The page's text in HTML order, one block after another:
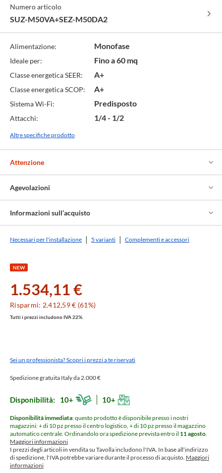
Numero articolo
SUZ-M50VA+SEZ-M50DA2
Alimentazione: Monofase
Ideale per: Fino a 60 mq
Classe energetica SEER: A+
Classe energetica SCOP: A+
Sistema Wi-Fi: Predisposto
Attacchi: 1/4 - 1/2
Altre specifiche prodotto
Attenzione
Agevolazioni
Informazioni sull’acquisto
Necessari per l'installazione 5 varianti Complementi e accessori
NEW
1.534,11 €
Risparmi: 2.412,59 € (61%)
Tutti i prezzi includono IVA 22%.
Sei un professionista? Scopri i prezzi a te riservati
Spedizione gratuita Italy da 2.000 €
Disponibilità: 10+ 10+
Disponibilità immediata: questo prodotto è disponibile presso i nostri
magazzini: + di 10 pz presso il centro logistico, + di 10 pz presso il magazzino
automatico centrale. Ordinandolo ora spedizione prevista entro il 11 agosto.
Maggiori informazioni
I prezzi degli articoli in vendita su Tavolla includono l'IVA. In base all'indirizzo
di spedizione, l'IVA potrebbe variare durante il processo di acquisto. Maggiori
informazioni